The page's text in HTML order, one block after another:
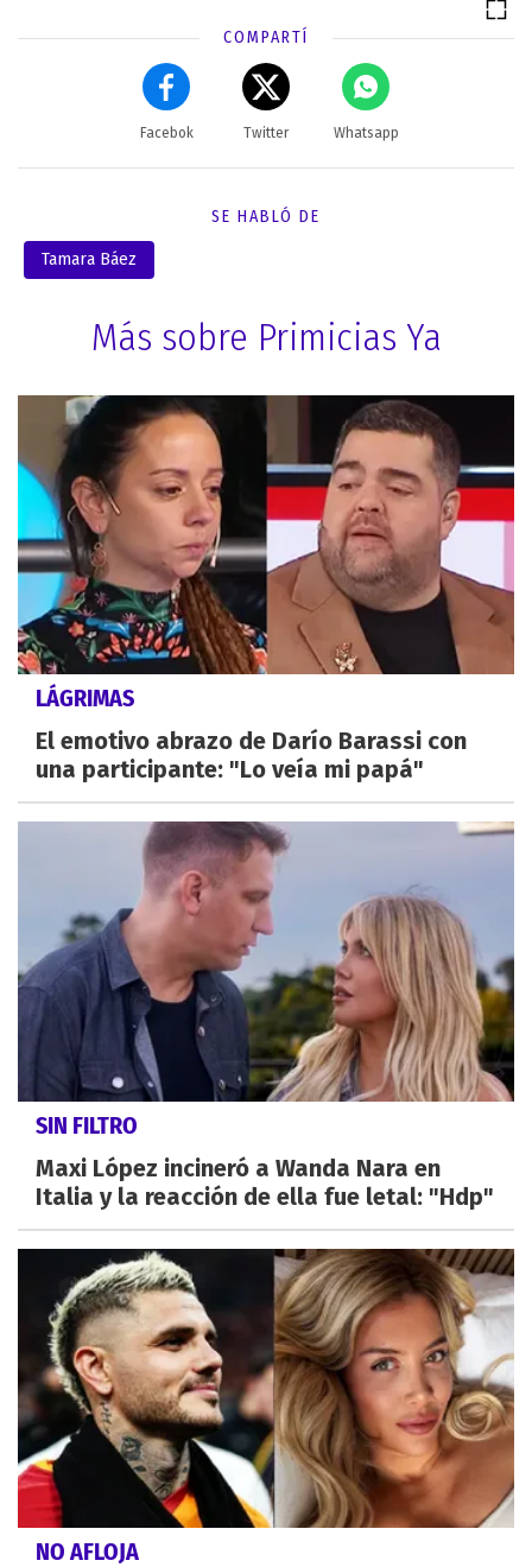
COMPARTÍ
Facebok Twitter Whatsapp
SE HABLÓ DE
Tamara Báez
Más sobre Primicias Ya
LÁGRIMAS
El emotivo abrazo de Darío Barassi con
una participante: "Lo veía mi papá"
SIN FILTRO
Maxi López incineró a Wanda Nara en
Italia y la reacción de ella fue letal: "Hdp"
NO AFLOJA